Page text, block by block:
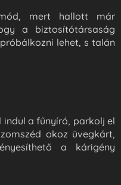
mert hallott már
a biztosítótársaság
lehet, s talán
indul a fűnyíró, parkolj el
okoz üvegkárt,
a kárigény